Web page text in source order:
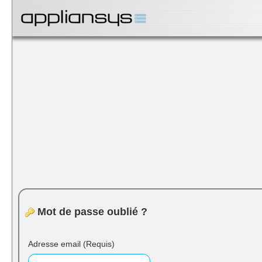
Mot de passe oublié ?
Adresse email (Requis)